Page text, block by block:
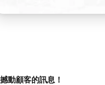
動顧客的訊息！